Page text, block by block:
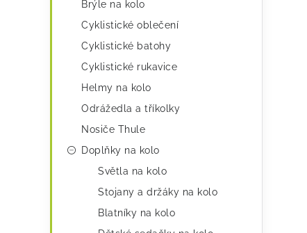
Brýle na kolo
Cyklistické oblečení
Cyklistické batohy
Cyklistické rukavice
Helmy na kolo
Odrážedla a tříkolky
Nosiče Thule
Doplňky na kolo
Světla na kolo
Stojany a držáky na kolo
Blatníky na kolo